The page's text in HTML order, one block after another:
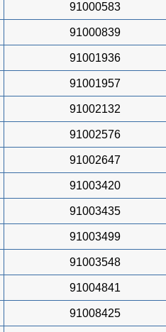
91000583
91000839
91001936
91001957
91002132
91002576
91002647
91003420
91003435
91003499
91003548
91004841
91008425